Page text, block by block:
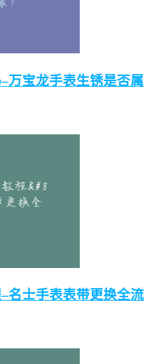
万宝龙手表生锈是否属
名士手表表带更换全流